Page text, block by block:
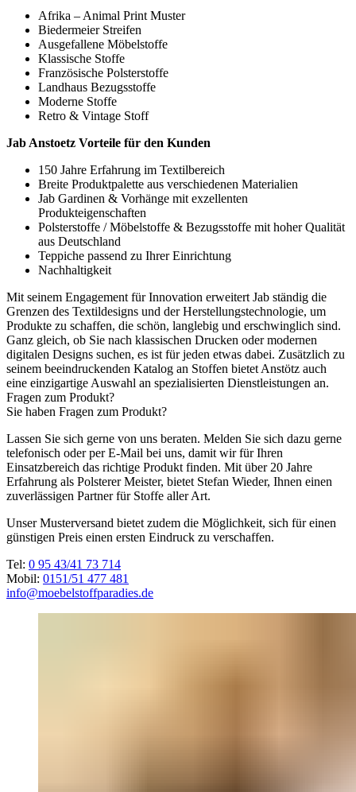
Afrika – Animal Print Muster
Biedermeier Streifen
Ausgefallene Möbelstoffe
Klassische Stoffe
Französische Polsterstoffe
Landhaus Bezugsstoffe
Moderne Stoffe
Retro & Vintage Stoff
Jab Anstoetz Vorteile für den Kunden
150 Jahre Erfahrung im Textilbereich
Breite Produktpalette aus verschiedenen Materialien
Jab Gardinen & Vorhänge mit exzellenten
Produkteigenschaften
Polsterstoffe / Möbelstoffe & Bezugsstoffe mit hoher Qualität
aus Deutschland
Teppiche passend zu Ihrer Einrichtung
Nachhaltigkeit
Mit seinem Engagement für Innovation erweitert Jab ständig die
Grenzen des Textildesigns und der Herstellungstechnologie, um
Produkte zu schaffen, die schön, langlebig und erschwinglich sind.
Ganz gleich, ob Sie nach klassischen Drucken oder modernen
digitalen Designs suchen, es ist für jeden etwas dabei. Zusätzlich zu
seinem beeindruckenden Katalog an Stoffen bietet Anstötz auch
eine einzigartige Auswahl an spezialisierten Dienstleistungen an.
Fragen zum Produkt?
Sie haben Fragen zum Produkt?
Lassen Sie sich gerne von uns beraten. Melden Sie sich dazu gerne
telefonisch oder per E-Mail bei uns, damit wir für Ihren
Einsatzbereich das richtige Produkt finden. Mit über 20 Jahre
Erfahrung als Polsterer Meister, bietet Stefan Wieder, Ihnen einen
zuverlässigen Partner für Stoffe aller Art.
Unser Musterversand bietet zudem die Möglichkeit, sich für einen
günstigen Preis einen ersten Eindruck zu verschaffen.
Tel: 0 95 43/41 73 714
Mobil: 0151/51 477 481
info@moebelstoffparadies.de